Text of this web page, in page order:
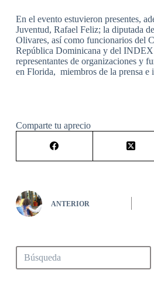
En el evento estuvieron presentes,
Juventud, Rafael Feliz; la diputada
Olivares, así como funcionarios del
República Dominicana y del
representantes de organizaciones y
en Florida, miembros de la prensa e
Comparte tu aprecio
ANTERIOR
Buscar